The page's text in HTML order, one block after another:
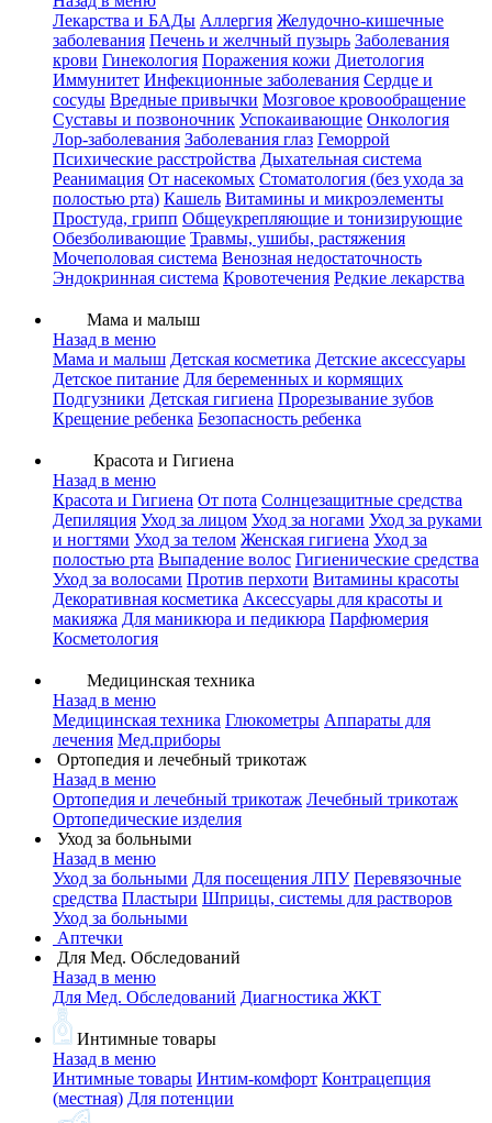
Лекарства и БАДы Аллергия Желудочно-кишечные
заболевания Печень и желчный пузырь Заболевания
крови Гинекология Поражения кожи Диетология
Иммунитет Инфекционные заболевания Сердце и
сосуды Вредные привычки Мозговое кровообращение
Суставы и позвоночник Успокаивающие Онкология
Лор-заболевания Заболевания глаз Геморрой
Психические расстройства Дыхательная система
Реанимация От насекомых Стоматология (без ухода за
полостью рта) Кашель Витамины и микроэлементы
Простуда, грипп Общеукрепляющие и тонизирующие
Обезболивающие Травмы, ушибы, растяжения
Мочеполовая система Венозная недостаточность
Эндокринная система Кровотечения Редкие лекарства
Мама и малыш
Назад в меню
Мама и малыш Детская косметика Детские аксессуары
Детское питание Для беременных и кормящих
Подгузники Детская гигиена Прорезывание зубов
Крещение ребенка Безопасность ребенка
Красота и Гигиена
Назад в меню
Красота и Гигиена От пота Солнцезащитные средства
Депиляция Уход за лицом Уход за ногами Уход за руками
и ногтями Уход за телом Женская гигиена Уход за
полостью рта Выпадение волос Гигиенические средства
Уход за волосами Против перхоти Витамины красоты
Декоративная косметика Аксессуары для красоты и
макияжа Для маникюра и педикюра Парфюмерия
Косметология
Медицинская техника
Назад в меню
Медицинская техника Глюкометры Аппараты для
лечения Мед.приборы
Ортопедия и лечебный трикотаж
Назад в меню
Ортопедия и лечебный трикотаж Лечебный трикотаж
Ортопедические изделия
Уход за больными
Назад в меню
Уход за больными Для посещения ЛПУ Перевязочные
средства Пластыри Шприцы, системы для растворов
Уход за больными
Аптечки
Для Мед. Обследований
Назад в меню
Для Мед. Обследований Диагностика ЖКТ
Интимные товары
Назад в меню
Интимные товары Интим-комфорт Контрацепция
(местная) Для потенции